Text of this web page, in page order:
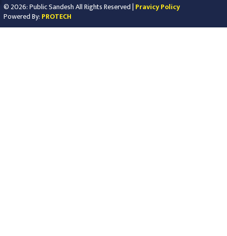
© 2026: Public Sandesh All Rights Reserved | Pravicy Policy
Powered By: PROTECH